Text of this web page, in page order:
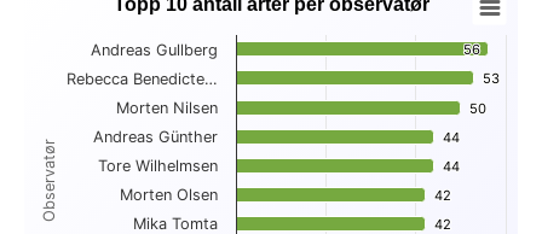
Topp 10 antall arter per observatør
Bar chart with 10 bars.
View as data table, Topp 10 antall arter per observatør
The chart has 1 X axis displaying Observatør.
The chart has 1 Y axis displaying . Data ranges from 41 to
Observatør
Topp 10 antall arter per observatør
56
56
53
53
50
50
44
44
44
44
42
42
42
42
Andreas Gullberg
Rebecca Benedicte…
Morten Nilsen
Andreas Günther
Tore Wilhelmsen
Morten Olsen
Mika Tomta